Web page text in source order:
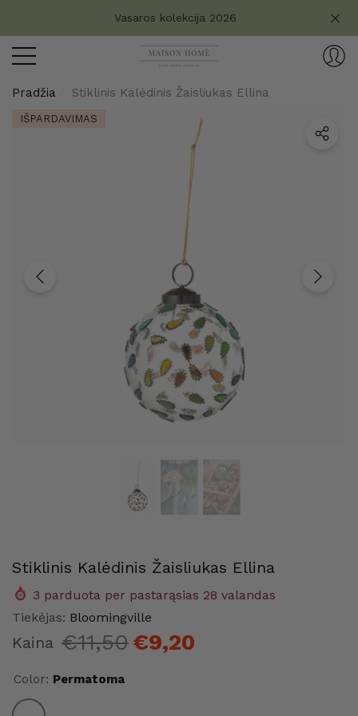
Vasaros kolekcija 2026
Pradžia Stiklinis Kalėdinis Žaisliukas Ellina
IŠPARDAVIMAS
Stiklinis Kalėdinis Žaisliukas Ellina
3 parduota per pastarąsias 28 valandas
Tiekėjas: Bloomingville
Kaina €11,50€9,20
Color: Permatoma
Turite klausimų?
Maison Home